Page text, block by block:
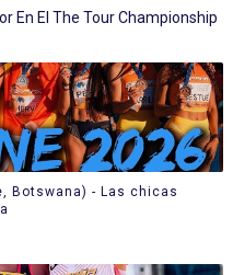
En El The Tour Championship
Botswana) - Las chicas